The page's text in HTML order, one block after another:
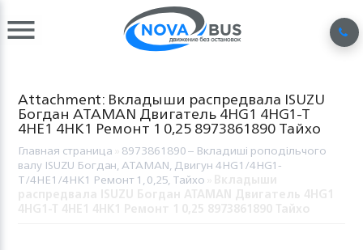
Attachment: Вкладыши распредвала ISUZU
Богдан ATAMAN Двигатель 4HG1 4HG1-T
4HE1 4HK1 Ремонт 1 0,25 8973861890 Тайхо
Главная страница 8973861890 – Вкладиші роподільчого
валу ISUZU Богдан, ATAMAN, Двигун 4HG1/4HG1-
T/4HE1/4HK1 Ремонт 1, 0,25, Тайхо